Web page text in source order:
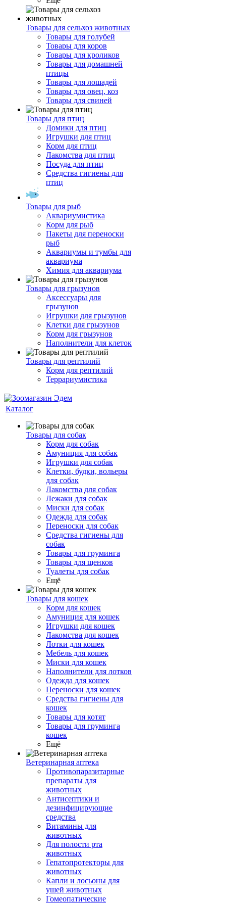
Товары для сельхоз животных
Товары для голубей
Товары для коров
Товары для кроликов
Товары для домашней
птицы
Товары для лошадей
Товары для овец, коз
Товары для свиней
Товары для птиц
Домики для птиц
Игрушки для птиц
Корм для птиц
Лакомства для птиц
Посуда для птиц
Средства гигиены для
птиц
Товары для рыб
Аквариумистика
Корм для рыб
Пакеты для переноски
рыб
Аквариумы и тумбы для
аквариума
Химия для аквариума
Товары для грызунов
Аксессуары для
грызунов
Игрушки для грызунов
Клетки для грызунов
Корм для грызунов
Наполнители для клеток
Товары для рептилий
Корм для рептилий
Террариумистика
Каталог
Товары для собак
Корм для собак
Амуниция для собак
Игрушки для собак
Клетки, будки, вольеры
для собак
Лакомства для собак
Лежаки для собак
Миски для собак
Одежда для собак
Переноски для собак
Средства гигиены для
собак
Товары для груминга
Товары для щенков
Туалеты для собак
Ещё
Товары для кошек
Корм для кошек
Амуниция для кошек
Игрушки для кошек
Лакомства для кошек
Лотки для кошек
Мебель для кошек
Миски для кошек
Наполнители для лотков
Одежда для кошек
Переноски для кошек
Средства гигиены для
кошек
Товары для котят
Товары для груминга
кошек
Ещё
Ветеринарная аптека
Противопаразитарные
препараты для
животных
Антисептики и
дезинфицирующие
средства
Витамины для
животных
Для полости рта
животных
Гепатопротекторы для
животных
Капли и лосьоны для
ушей животных
Гомеопатические